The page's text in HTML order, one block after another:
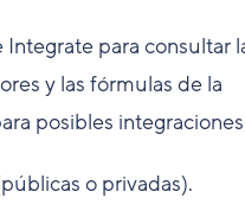
para consultar
y las fórmulas de la
posibles
o privadas).